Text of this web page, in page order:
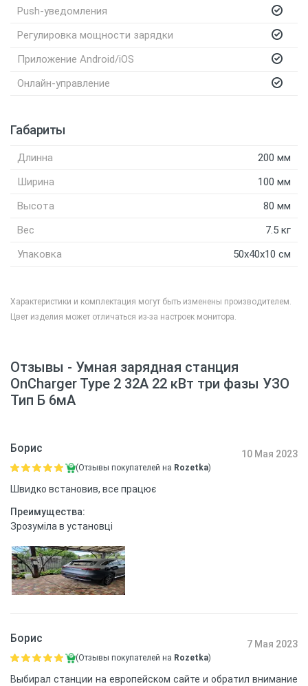
Push-уведомления
Регулировка мощности зарядки
Приложение Android/iOS
Онлайн-управление
Габариты
Длинна
200 мм
Ширина
100 мм
Высота
80 мм
Вес
7.5 кг
Упаковка
50x40x10 см
Характеристики и комплектация могут быть изменены производителем.
Цвет изделия может отличаться из-за настроек монитора.
Отзывы - Умная зарядная станция
OnCharger Type 2 32A 22 кВт три фазы УЗО
Тип Б 6мА
Борис 10 Мая 2023
(Отзывы покупателей на Rozetka)
Швидко встановив, все працює
Преимущества:
Зрозуміла в установці
Борис 7 Мая 2023
(Отзывы покупателей на Rozetka)
Выбирал станции на европейском сайте и обратил внимание